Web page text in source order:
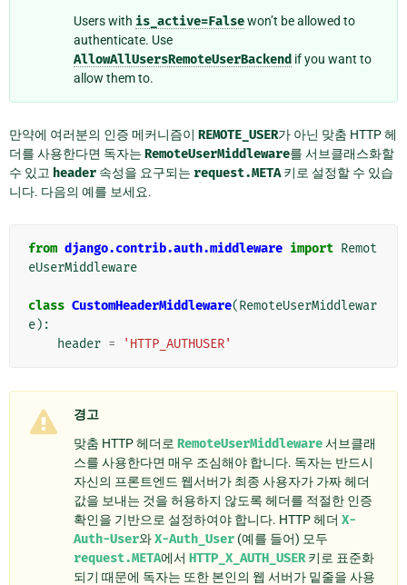
Users with is_active=Falsewon’t be allowed to
authenticate. Use
AllowAllUsersRemoteUserBackend if you want to
allow them to.
만약에 여러분의 인증 메커니즘이 REMOTE_USER가 아닌 맞춤 HTTP 헤
더를 사용한다면 독자는 RemoteUserMiddleware를 서브클래스화할
수 있고 header 속성을 요구되는 request.META키로 설정할 수 있습
니다. 다음의 예를 보세요.
from django.contrib.auth.middleware import Remot
eUserMiddleware
class CustomHeaderMiddleware(RemoteUserMiddlewar
e):
header = 'HTTP_AUTHUSER'
경고
맞춤 HTTP 헤더로 RemoteUserMiddleware서브클래
스를 사용한다면 매우 조심해야 합니다. 독자는 반드시
자신의 프론트엔드 웹서버가 최종 사용자가 가짜 헤더
값을 보내는 것을 허용하지 않도록 헤더를 적절한 인증
확인을 기반으로 설정하여야 합니다. HTTP 헤더 X-
Auth-User와X-Auth_User (예를 들어) 모두
request.META에서 HTTP_X_AUTH_USER 키로 표준화
되기 때문에 독자는 또한 본인의 웹 서버가 밑줄을 사용